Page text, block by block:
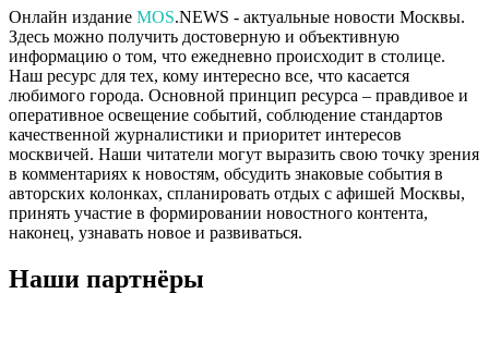
Онлайн издание MOS.NEWS - актуальные новости Москвы.
Здесь можно получить достоверную и объективную
информацию о том, что ежедневно происходит в столице.
Наш ресурс для тех, кому интересно все, что касается
любимого города. Основной принцип ресурса – правдивое и
оперативное освещение событий, соблюдение стандартов
качественной журналистики и приоритет интересов
москвичей. Наши читатели могут выразить свою точку зрения
в комментариях к новостям, обсудить знаковые события в
авторских колонках, спланировать отдых с афишей Москвы,
принять участие в формировании новостного контента,
наконец, узнавать новое и развиваться.
Наши партнёры